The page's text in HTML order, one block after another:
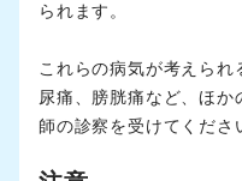
られます。
これらの病気が考えら
尿痛、膀胱痛など、ほ
師の診察を受けてくださ